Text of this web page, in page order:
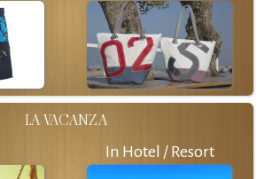
LA VACANZA
In Hotel / Resort